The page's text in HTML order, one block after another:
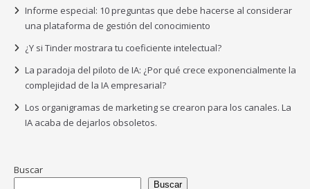
Informe especial: 10 preguntas que debe hacerse al considerar
una plataforma de gestión del conocimiento
¿Y si Tinder mostrara tu coeficiente intelectual?
La paradoja del piloto de IA: ¿Por qué crece exponencialmente la
complejidad de la IA empresarial?
Los organigramas de marketing se crearon para los canales. La
IA acaba de dejarlos obsoletos.
Buscar
Buscar